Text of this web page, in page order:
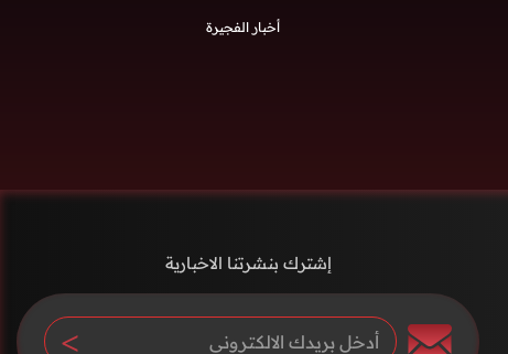
أخبار الفجيرة
إشترك بنشرتنا الاخبارية